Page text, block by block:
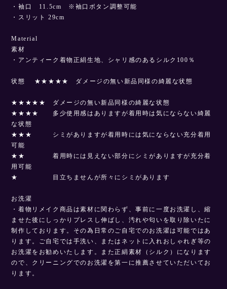
・袖口 11.5cm ※袖口ボタン調整可能
・スリット 29cm
Material
素材
・アンティーク着物正絹生地、シャリ感のあるシルク100％
状態 ★★★★★ ダメージの無い新品同様の綺麗な状態
★★★★★ ダメージの無い新品同様の綺麗な状態
★★★★ 多少使用感はありますが着用時は気にならない綺麗
な状態
★★★ シミがありますが着用時には気にならない充分着用
可能
★★ 着用時には見えない部分にシミがありますが充分着
用可能
★ 目立ちませんが所々にシミがあります
お洗濯
・着物リメイク商品は素材に関わらず、事前に一度お洗濯し、縮
ませた後にしっかりプレスし伸ばし、汚れや匂いを取り除いたに
制作しております。その為日常のご自宅でのお洗濯は可能ではあ
ります。ご自宅では手洗い、またはネットに入れおしゃれぎ等の
お洗濯をお勧めいたします。また正絹素材（シルク）になります
ので、クリーニングでのお洗濯を第一に推薦させていただいてお
ります。